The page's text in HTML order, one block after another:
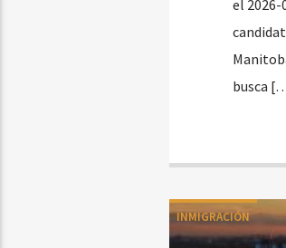
el 2026-
busca
INMIGRACIÓN